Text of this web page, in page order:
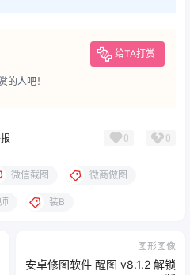
给TA打赏
的人吧！
0 0
微信截图 微商做图
装B
图形图像
安卓修图软件 醒图 v8.1.2 解锁